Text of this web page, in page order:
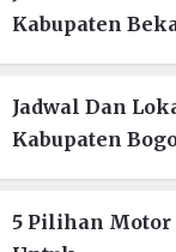
Kabupaten
Jadwal Dan
Kabupaten
5 Pilihan